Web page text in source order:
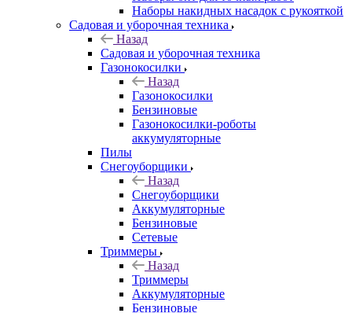
Наборы накидных насадок с рукояткой
Садовая и уборочная техника
Назад
Садовая и уборочная техника
Газонокосилки
Назад
Газонокосилки
Бензиновые
Газонокосилки-роботы
аккумуляторные
Пилы
Снегоуборщики
Назад
Снегоуборщики
Аккумуляторные
Бензиновые
Сетевые
Триммеры
Назад
Триммеры
Аккумуляторные
Бензиновые